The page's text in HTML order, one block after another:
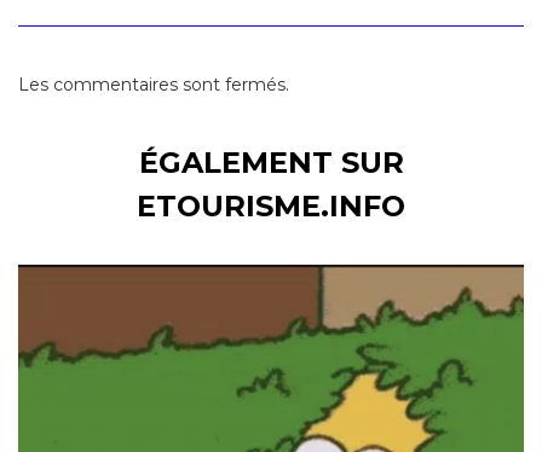
Les commentaires sont fermés.
ÉGALEMENT SUR
ETOURISME.INFO